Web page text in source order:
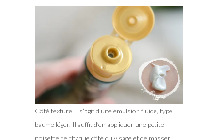
Côté texture, il s’agit d’une émulsion fluide, type
baume léger. Il suffit d’en appliquer une petite
noisette de chaque côté du visage et de masser